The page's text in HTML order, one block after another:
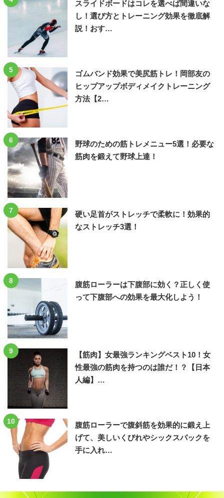
スライドボードはコレを選べば間違いな
し！選び方とトレーニング効果を徹底解
説！おす…
5
ゴムバンド効果で美尻筋トレ！岡部友の
ヒップアップボディメイクトレーニング
方法【2…
6
野球のための筋トレメニュー5選！必要な
筋肉を鍛えて野球上達！
7
硬い足首がストレッチで柔軟に！効果的
なストレッチ3選！
8
腹筋ローラーは下腹部に効く？正しく使
って下腹部への効果を最大化しよう！
9
【筋肉】女最強ランキングベスト10！女
性最強の筋肉を持つのは誰だ！？【日本
人編】…
10
腹筋ローラーで腹斜筋を効果的に鍛え上
げて、美しいくびれやシックスパックを
手に入れ…